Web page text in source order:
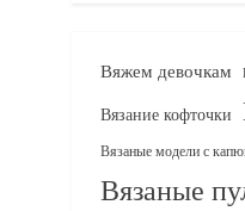
Вяжем девочкам
Вязание кофточки
Вязаные модели с
Вязаные